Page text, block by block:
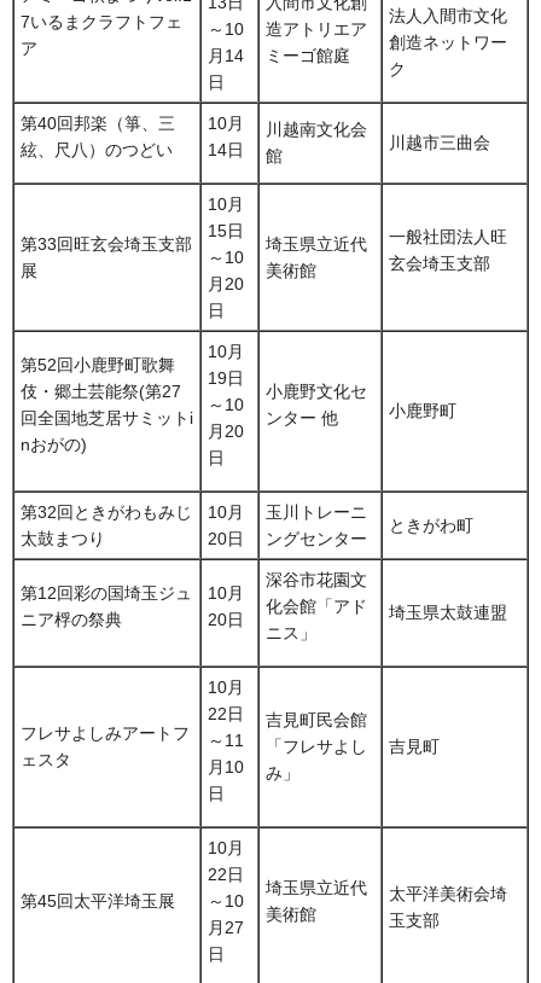
7いるまクラフトフェ
ア
～10
月14
日
造アトリエア
ミーゴ館庭
法人入間市文化
創造ネットワー
ク
第40回邦楽（箏、三
絃、尺八）のつどい
10月
14日
川越南文化会
館
川越市三曲会
第33回旺玄会埼玉支部
展
10月
15日
～10
月20
日
埼玉県立近代
美術館
一般社団法人旺
玄会埼玉支部
第52回小鹿野町歌舞
伎・郷土芸能祭(第27
回全国地芝居サミットi
nおがの)
10月
19日
～10
月20
日
小鹿野文化セ
ンター 他
小鹿野町
第32回ときがわもみじ
太鼓まつり
10月
20日
玉川トレーニ
ングセンター
ときがわ町
第12回彩の国埼玉ジュ
ニア桴の祭典
10月
20日
深谷市花園文
化会館「アド
ニス」
埼玉県太鼓連盟
フレサよしみアートフ
ェスタ
10月
22日
～11
月10
日
吉見町民会館
「フレサよし
み」
吉見町
第45回太平洋埼玉展
10月
22日
～10
月27
日
埼玉県立近代
美術館
太平洋美術会埼
玉支部